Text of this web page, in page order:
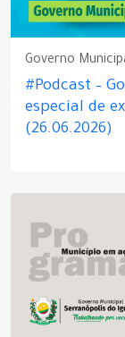
Governo
#Podcast –
especial de
(26.06.2026)